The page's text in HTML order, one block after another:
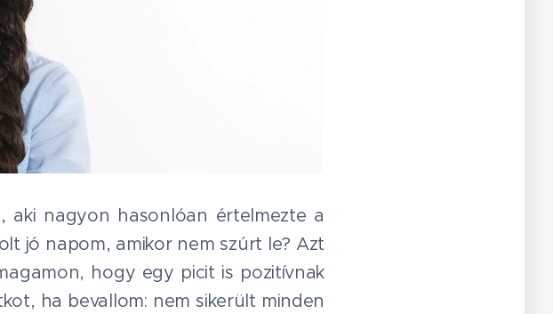
aki nagyon hasonlóan értelmezte a
jó napom, amikor nem szúrt le? Azt
hogy egy picit is pozitívnak
ha bevallom: nem sikerült minden